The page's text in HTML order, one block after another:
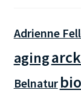
Adrienne
aging
Belnatur